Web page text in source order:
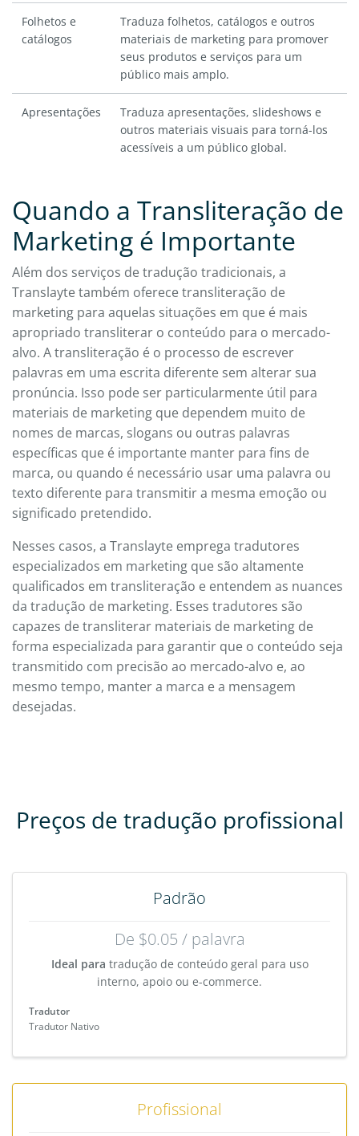
Folhetos e
catálogos
Traduza folhetos, catálogos e outros
materiais de marketing para promover
seus produtos e serviços para um
público mais amplo.
Apresentações
Traduza apresentações, slideshows e
outros materiais visuais para torná-los
acessíveis a um público global.
Quando a Transliteração de
Marketing é Importante
Além dos serviços de tradução tradicionais, a
Translayte também oferece transliteração de
marketing para aquelas situações em que é mais
apropriado transliterar o conteúdo para o mercado-
alvo. A transliteração é o processo de escrever
palavras em uma escrita diferente sem alterar sua
pronúncia. Isso pode ser particularmente útil para
materiais de marketing que dependem muito de
nomes de marcas, slogans ou outras palavras
específicas que é importante manter para fins de
marca, ou quando é necessário usar uma palavra ou
texto diferente para transmitir a mesma emoção ou
significado pretendido.
Nesses casos, a Translayte emprega tradutores
especializados em marketing que são altamente
qualificados em transliteração e entendem as nuances
da tradução de marketing. Esses tradutores são
capazes de transliterar materiais de marketing de
forma especializada para garantir que o conteúdo seja
transmitido com precisão ao mercado-alvo e, ao
mesmo tempo, manter a marca e a mensagem
desejadas.
Preços de tradução profissional
Padrão
De $0.05 / palavra
Ideal para tradução de conteúdo geral para uso
interno, apoio ou e-commerce.
Tradutor
Tradutor Nativo
Profissional